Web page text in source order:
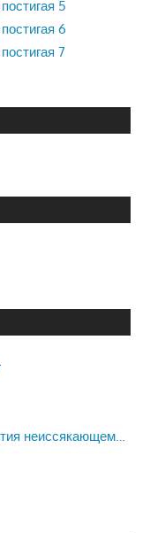
5
6
7
неиссякающем…